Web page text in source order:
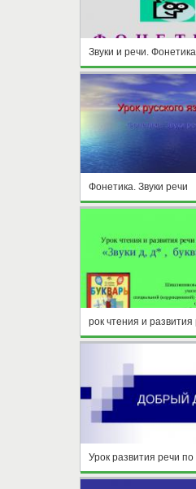
Звуки и речи. Фонетика
Фонетика. Звуки речи